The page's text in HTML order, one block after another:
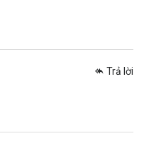
Trả lời